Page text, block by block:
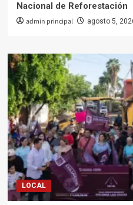
Nacional de Reforestación
admin principal agosto 5,
LOCAL